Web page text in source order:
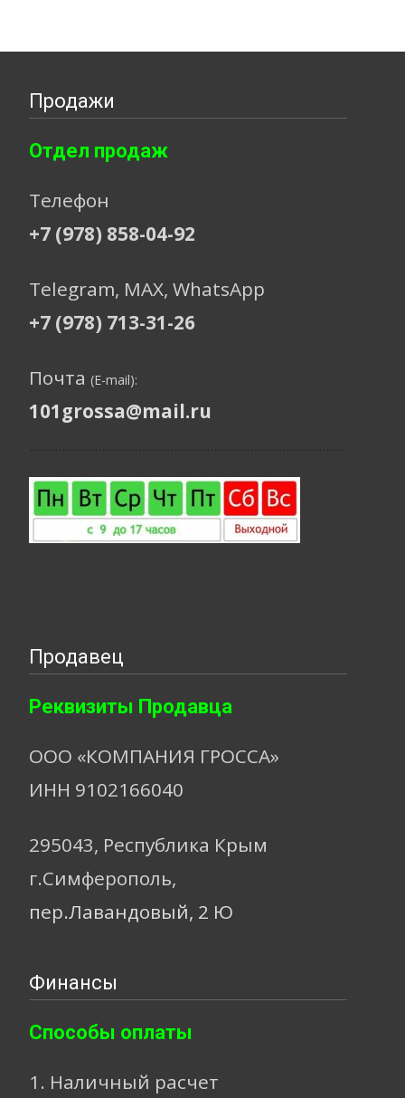
Продажи
Отдел продаж
Телефон
+7 (978) 858-04-92
Telegram, МАХ, WhatsApp
+7 (978) 713-31-26
Почта (E-mail):
101grossa@mail.ru
Продавец
Реквизиты Продавца
ООО «КОМПАНИЯ ГРОССА»
ИНН 9102166040
295043, Республика Крым
г.Симферополь,
пер.Лавандовый, 2 Ю
Финансы
Способы оплаты
1. Наличный расчет